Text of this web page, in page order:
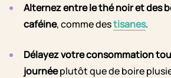
Alternez entre le thé noir et des
caféine, comme destisanes.
Délayez votre consommation
journéeplutôt que de boire